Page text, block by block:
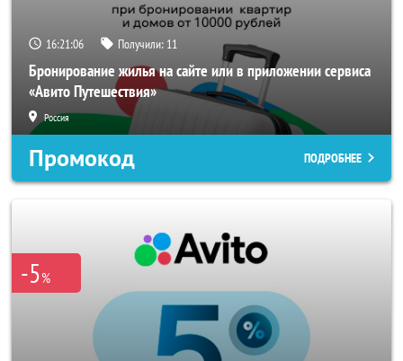
16:21:06 Получили: 11
Бронирование жилья на сайте или в приложении сервиса
«Авито Путешествия»
Россия
Промокод ПОДРОБНЕЕ
-5%